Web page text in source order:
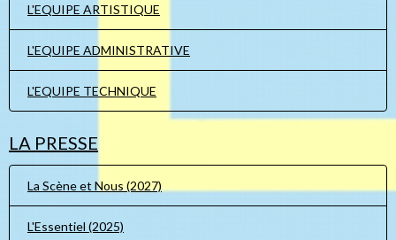
L'EQUIPE ARTISTIQUE
L'EQUIPE ADMINISTRATIVE
L'EQUIPE TECHNIQUE
LA PRESSE
La Scène et Nous (2027)
L'Essentiel (2025)